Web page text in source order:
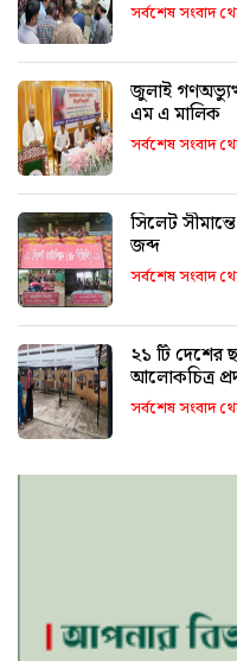
সর্বশেষ সংবাদ
জুলাই
এম এ মালিক
সর্বশেষ সংবাদ
সিলেট
জব্দ
সর্বশেষ সংবাদ
২১ টি দেশের
আলোকচিত্র
সর্বশেষ সংবাদ